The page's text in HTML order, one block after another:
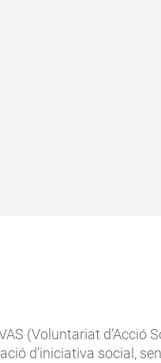
(Voluntariat d’Acció
d’iniciativa social,